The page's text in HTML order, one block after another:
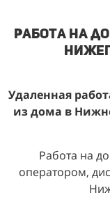
работа на
Удаленная
издома в
Работа на
оператором,